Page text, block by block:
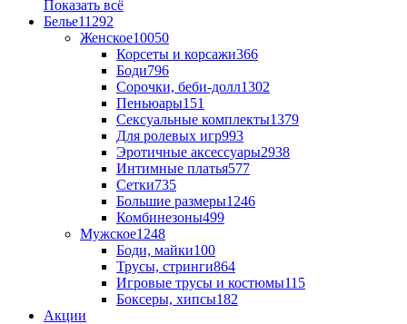
Показать всё
Белье11292
Женское10050
Корсеты и корсажи366
Боди796
Сорочки, беби-долл1302
Пеньюары151
Сексуальные комплекты1379
Для ролевых игр993
Эротичные аксессуары2938
Интимные платья577
Сетки735
Большие размеры1246
Комбинезоны499
Мужское1248
Боди, майки100
Трусы, стринги864
Игровые трусы и костюмы115
Боксеры, хипсы182
Акции